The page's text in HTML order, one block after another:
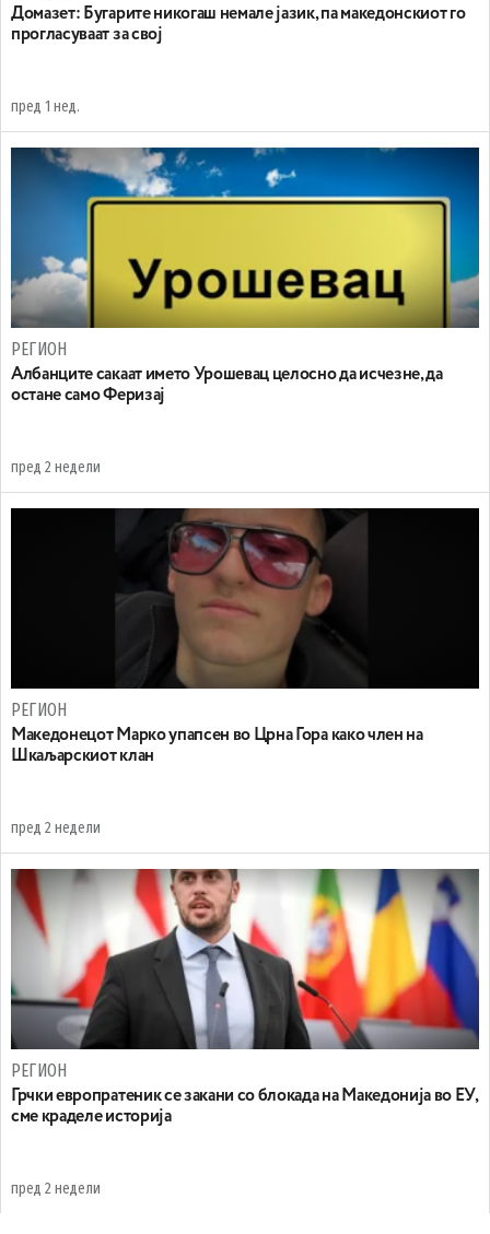
Домазет: Бугарите никогаш немале јазик, па македонскиот го
прогласуваат за свој
пред 1 нед.
РЕГИОН
Aлбанците сакаат името Урошевац целосно да исчезне, да
остане само Феризај
пред 2 недели
РЕГИОН
Maкедонецот Марко упапсен во Црна Гора како член на
Шкаљарскиот клан
пред 2 недели
РЕГИОН
Грчки европратеник се закани со блокада на Македонија во ЕУ,
сме краделе историја
пред 2 недели